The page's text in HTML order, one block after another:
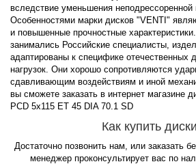
вследствие уменьшения
Особенностями марки дисков "VENTI"
и повышенные прочностные
занимались Российские специалисты,
адаптированы к специфике отечественных
нагрузок. Они хорошо сопротивляются
сдавливающим воздействиям и иной
вы сможете заказать в интернет магазине
PCD 5x115 ET 45 DIA 70.1 SD
Как купить
Достаточно позвонить нам, или заказать
менеджер проконсультирует вас по